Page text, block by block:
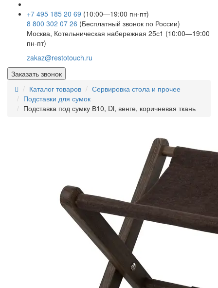
+7 495 185 20 69 (10:00—19:00 пн-пт)
8 800 302 07 26 (Бесплатный звонок по России)
Москва, Котельническая набережная 25с1 (10:00—19:00
пн-пт)
zakaz@restotouch.ru
Заказать звонок
Каталог товаров
Сервировка стола и прочее
Подставки для сумок
Подставка под сумку В10, Dl, венге, коричневая ткань